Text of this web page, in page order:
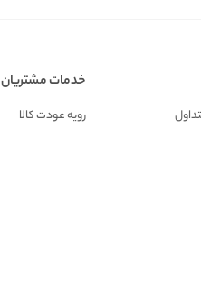
خدمات مشتریان
رویه عودت کالا